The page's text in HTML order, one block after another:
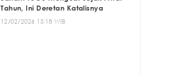
Tahun, Ini Deretan Katalisnya
12/02/2026 15:18 WIB